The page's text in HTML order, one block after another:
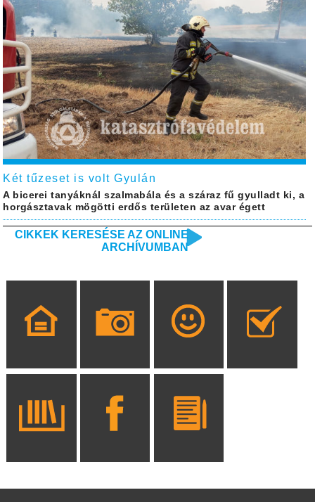
Két tűzeset is volt Gyulán
A bicerei tanyáknál szalmabála és a száraz fű gyulladt ki, a
horgásztavak mögötti erdős területen az avar égett
CIKKEK KERESÉSE AZ ONLINE
ARCHÍVUMBAN